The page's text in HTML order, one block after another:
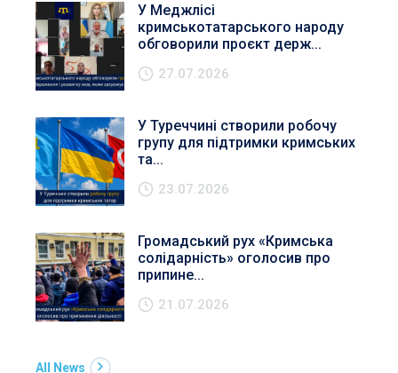
У Меджлісі
кримськотатарського народу
обговорили проєкт держ...
27.07.2026
У Туреччині створили робочу
групу для підтримки кримських
та...
23.07.2026
Громадський рух «Кримська
солідарність» оголосив про
припине...
21.07.2026
All News